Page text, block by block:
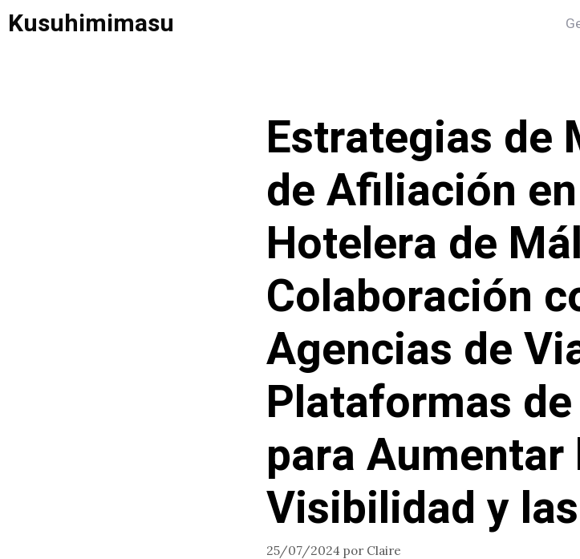
Saltar
alKusuhimimasu
Estrategias de
de Afiliación
Hotelera de
Colaboración
Agencias de
Plataformas
para Aumentar
Visibilidad y
25/07/2024 por Claire